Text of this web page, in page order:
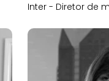
Inter - Diretor de